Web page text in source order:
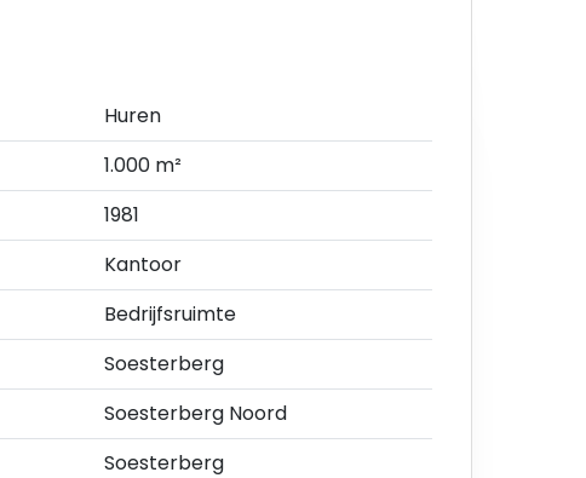
op de openbare weg voldoende
gebruiksmogelijkheden en voorschriften is te
Huren
1.000 m²
1981
Kantoor
Bedrijfsruimte
Soesterberg
Soesterberg Noord
Soesterberg